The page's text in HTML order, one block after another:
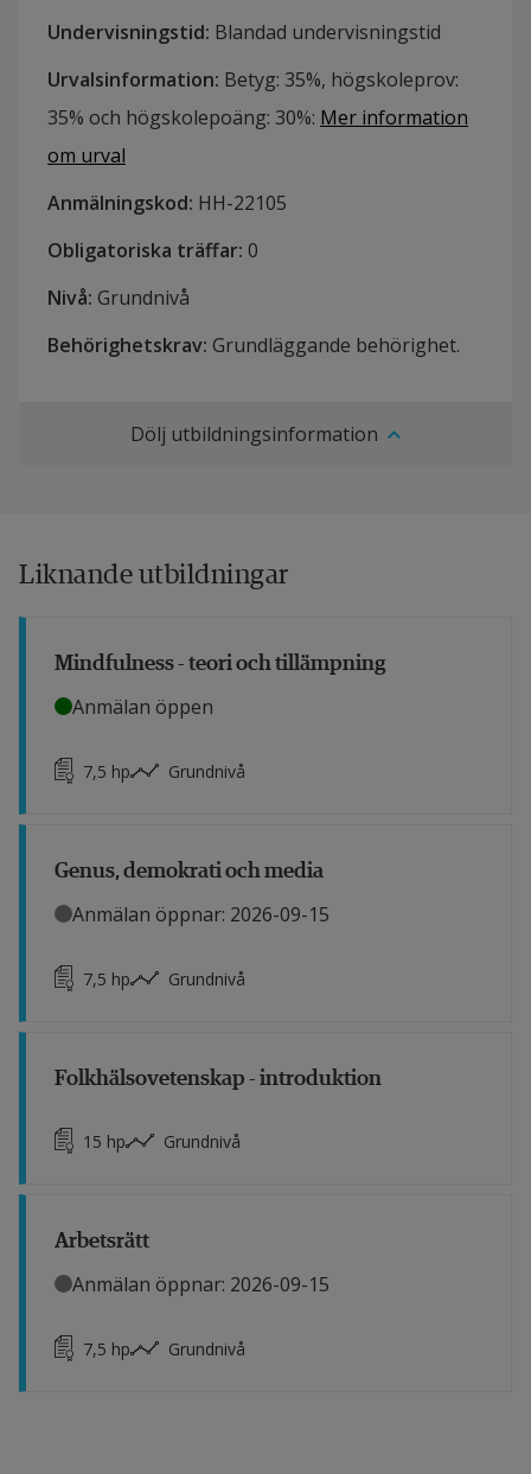
Undervisningstid: Blandad undervisningstid
Urvalsinformation: Betyg: 35%, högskoleprov:
35% och högskolepoäng: 30%: Mer information
om urval
Anmälningskod: HH-22105
Obligatoriska träffar: 0
Nivå: Grundnivå
Behörighetskrav: Grundläggande behörighet.
Dölj utbildningsinformation
Liknande utbildningar
Mindfulness - teori och tillämpning
Anmälan öppen
7,5 hp Grundnivå
Genus, demokrati och media
Anmälan öppnar: 2026-09-15
7,5 hp Grundnivå
Folkhälsovetenskap - introduktion
15 hp Grundnivå
Arbetsrätt
Anmälan öppnar: 2026-09-15
7,5 hp Grundnivå